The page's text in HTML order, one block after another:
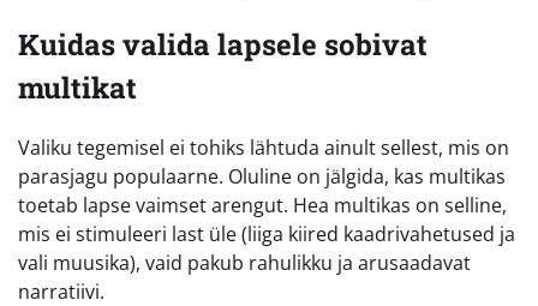
Kuidas valida lapsele sobivat
multikat
Valiku tegemisel ei tohiks lähtuda ainult sellest, mis on
parasjagu populaarne. Oluline on jälgida, kas multikas
toetab lapse vaimset arengut. Hea multikas on selline,
mis ei stimuleeri last üle (liiga kiired kaadrivahetused ja
vali muusika), vaid pakub rahulikku ja arusaadavat
narratiivi.